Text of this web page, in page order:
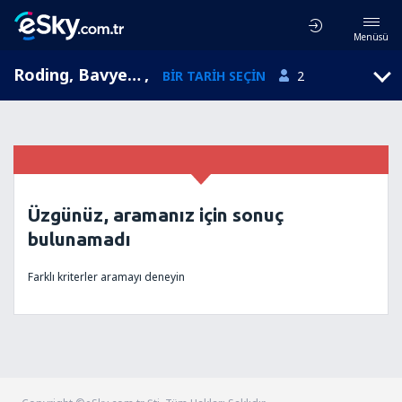
Menüsü
Roding, Bavyera, Almanya , BIR TARIH SEÇIN 2
Üzgünüz, aramanız için sonuç
bulunamadı
Farklı kriterler aramayı deneyin